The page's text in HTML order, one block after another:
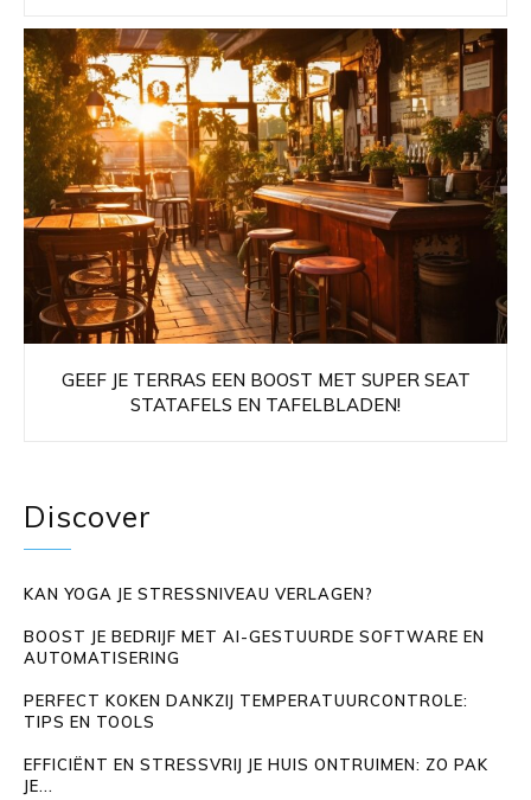
GEEF JE TERRAS EEN BOOST MET SUPER SEAT
STATAFELS EN TAFELBLADEN!
Discover
KAN YOGA JE STRESSNIVEAU VERLAGEN?
BOOST JE BEDRIJF MET AI-GESTUURDE SOFTWARE EN
AUTOMATISERING
PERFECT KOKEN DANKZIJ TEMPERATUURCONTROLE:
TIPS EN TOOLS
EFFICIËNT EN STRESSVRIJ JE HUIS ONTRUIMEN: ZO PAK
JE...